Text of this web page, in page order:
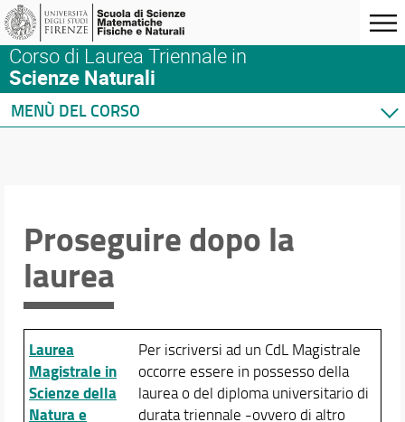
Corso di Laurea Triennale in
Scienze Naturali
MENÙ DEL CORSO
Norme e regolamenti
Per iscriversi
Per laurearsi
Proseguire dopo la laurea
Iscrizione all'Albo degli Agrotecnici
Il lavoro del naturalista
Accesso all'insegnamento
Qualità del Corso
Proseguire dopo la
laurea
Laurea
Magistrale in
Scienze della
Natura e
Per iscriversi ad un CdL Magistrale
occorre essere in possesso della
laurea o del diploma universitario di
durata triennale -ovvero di altro